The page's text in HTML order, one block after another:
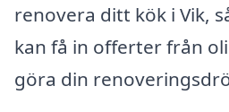
renovera ditt kök i Vik,
kan få in offerter från
göra din